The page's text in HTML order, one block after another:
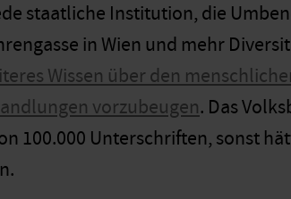
staatliche Institution, die
in Wien und mehr
Wissen über den
vorzubeugen. Das
100.000 Unterschriften, sonst